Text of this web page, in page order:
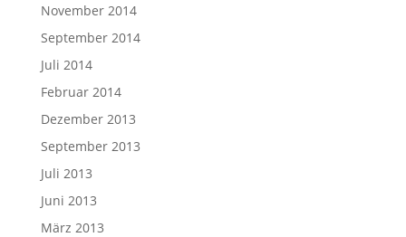
November 2014
September 2014
Juli 2014
Februar 2014
Dezember 2013
September 2013
Juli 2013
Juni 2013
März 2013